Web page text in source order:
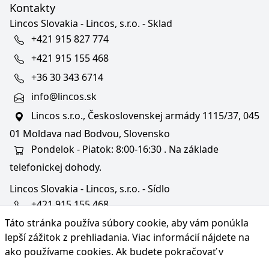
Táto stránka používa súbory cookie, aby vám ponúkla
lepší zážitok z prehliadania. Viac informácií nájdete na
ako používame cookies. Ak budete pokračovať v
Kontakty
Lincos Slovakia - Lincos, s.r.o. - Sklad
+421 915 827 774
+421 915 155 468
+36 30 343 6714
info@lincos.sk
Lincos s.r.o., Československej armády 1115/37, 045
01 Moldava nad Bodvou, Slovensko
Pondelok - Piatok: 8:00-16:30 . Na základe
telefonickej dohody.
Lincos Slovakia - Lincos, s.r.o. - Sídlo
+421 915 155 468
+36/30 343 6714
bratislava@lincos.sk